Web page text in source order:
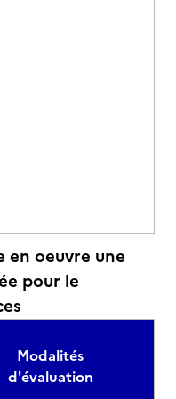
en oeuvre une
pour le
Modalités
d'évaluation